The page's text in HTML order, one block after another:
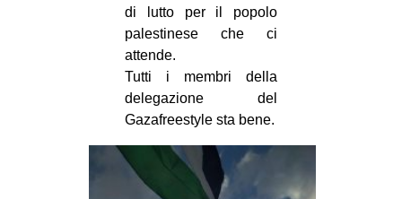
di lutto per il popolo
palestinese che ci
attende.
Tutti i membri della
delegazione del
Gazafreestyle sta bene.